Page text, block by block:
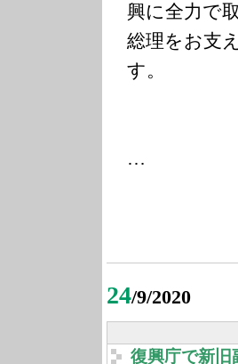
興に全力で
総理をお支
す。
…
24/9/2020
復興庁で新旧